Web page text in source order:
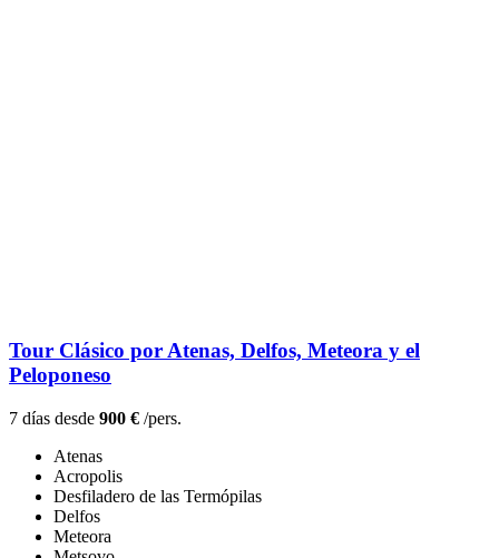
Tour Clásico por Atenas, Delfos, Meteora y el
Peloponeso
7 días desde 900 € /pers.
Atenas
Acropolis
Desfiladero de las Termópilas
Delfos
Meteora